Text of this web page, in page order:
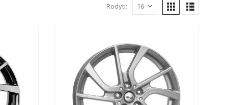
Rodyti: